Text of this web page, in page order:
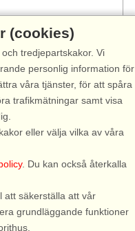
Dalsland hittar ni
och lummig trädgård.
3 sovrum. Två av
(cookies)
tredjepartskakor. Vi
personlig information för
våra tjänster, för att spåra
trafikmätningar samt visa
eller välja vilka av våra
. Du kan också återkalla
att säkerställa att vår
grundläggande funktioner